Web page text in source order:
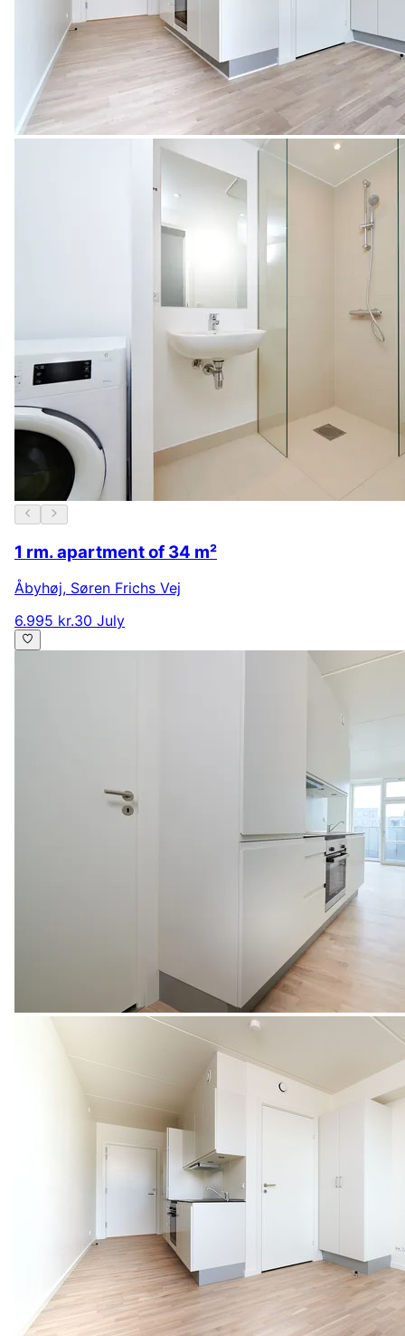
1 rm. apartment of 34 m²
Åbyhøj, Søren Frichs Vej
6.995 kr.30 July